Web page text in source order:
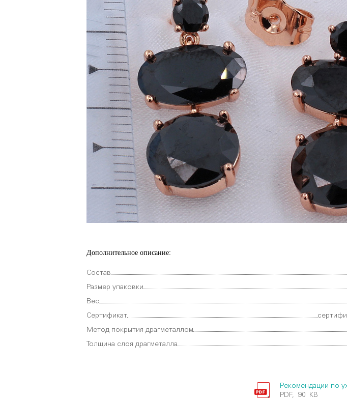
Дополнительное описание:
Состав
Размер упаковки
Вес
Сертификат
Метод покрытия драгметаллом
Толщина слоя драгметалла
Рекомендации по
PDF, 90 KB